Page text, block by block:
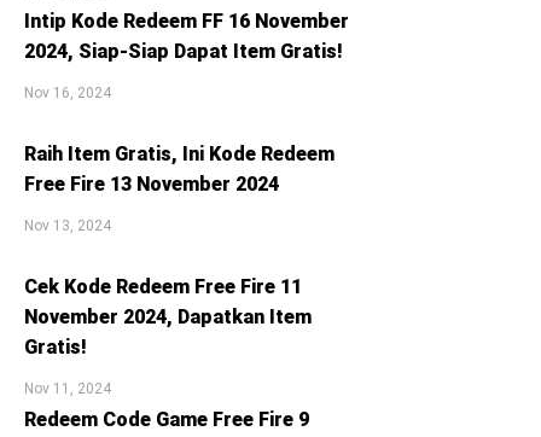
Intip Kode Redeem FF 16 November
2024, Siap-Siap Dapat Item Gratis!
Nov 16, 2024
Raih Item Gratis, Ini Kode Redeem
Free Fire 13 November 2024
Nov 13, 2024
Cek Kode Redeem Free Fire 11
November 2024, Dapatkan Item
Gratis!
Nov 11, 2024
Redeem Code Game Free Fire 9